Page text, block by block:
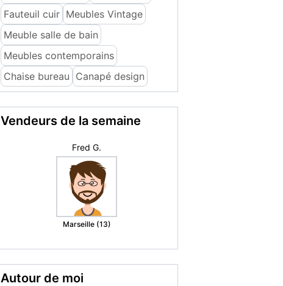
Fauteuil cuir Meubles Vintage
Meuble salle de bain
Meubles contemporains
Chaise bureau Canapé design
Vendeurs de la semaine
maison
Decazeville (12)
Autour de moi